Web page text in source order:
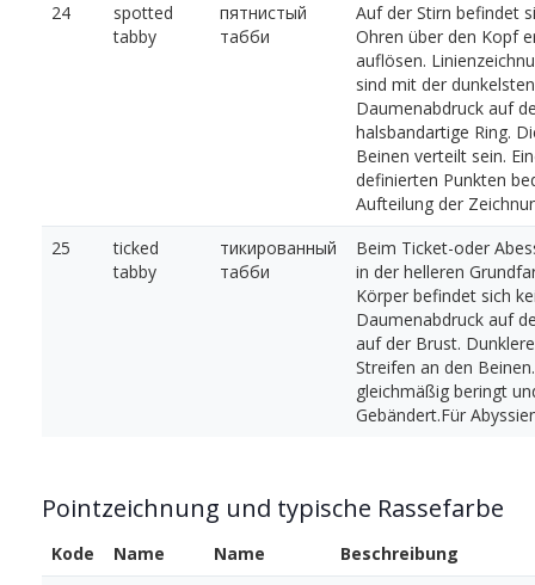
24
spotted
tabby
пятнистый
табби
Auf der Stirn befindet
Ohren über den Kopf
auflösen.
sind mit der
Daumenabdruck auf
halsbandartige Ring.
Beinen verteilt sein.
definierten Punkten
Aufteilung der
25
ticked
tabby
тикированный
табби
Beim Ticket-oder
in der helleren
Körper befindet sich
Daumenabdruck auf
auf der Brust.
Streifen an den
gleichmäßig beringt
Gebändert.Für
Pointzeichnung und typische Rassefarbe
Kode Name Name
Beschreibung